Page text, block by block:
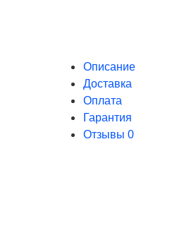
Описание
Доставка
Оплата
Гарантия
Отзывы 0